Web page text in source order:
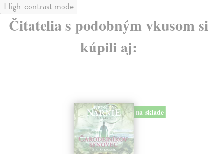
High-contrast mode
Čitatelia s podobným vkusom si
kúpili aj:
na sklade